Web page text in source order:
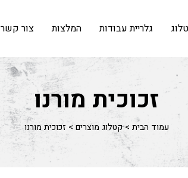
גלריית עבודות המלצות צור קשר
זכוכית מורנו
עמוד הבית >קטלוג מוצרים > זכוכית מורנו